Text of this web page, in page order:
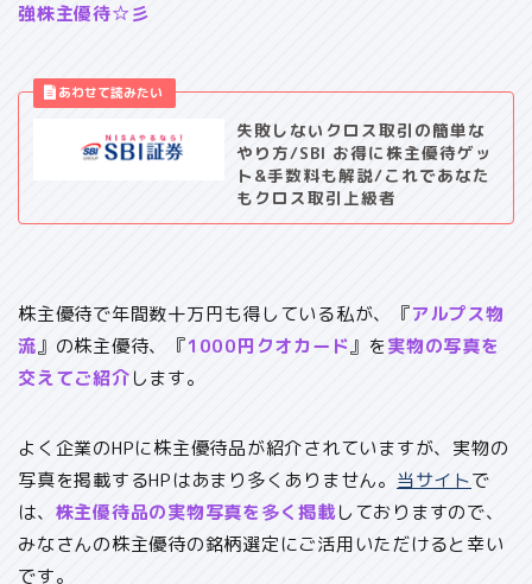
強株主優待☆彡
失敗しないクロス取引の簡単な
やり方/SBI お得に株主優待ゲッ
ト&手数料も解説/これであなた
もクロス取引上級者
株主優待で年間数十万円も得している私が、『アルプス物
流』の株主優待、『1000円クオカード』を実物の写真を
交えてご紹介します。
よく企業のHPに株主優待品が紹介されていますが、実物の
写真を掲載するHPはあまり多くありません。 当サイトで
は、 株主優待品の実物写真を多く掲載しておりますので、
みなさんの株主優待の銘柄選定にご活用いただけると幸い
です。